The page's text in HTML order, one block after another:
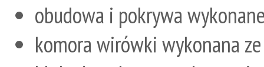
obudowa i pokrywa
komora wirówki wykonana